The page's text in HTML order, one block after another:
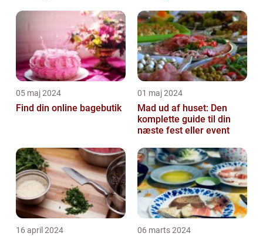
05 maj 2024
Find din online bagebutik
01 maj 2024
Mad ud af huset: Den
komplette guide til din
næste fest eller event
16 april 2024 06 marts 2024